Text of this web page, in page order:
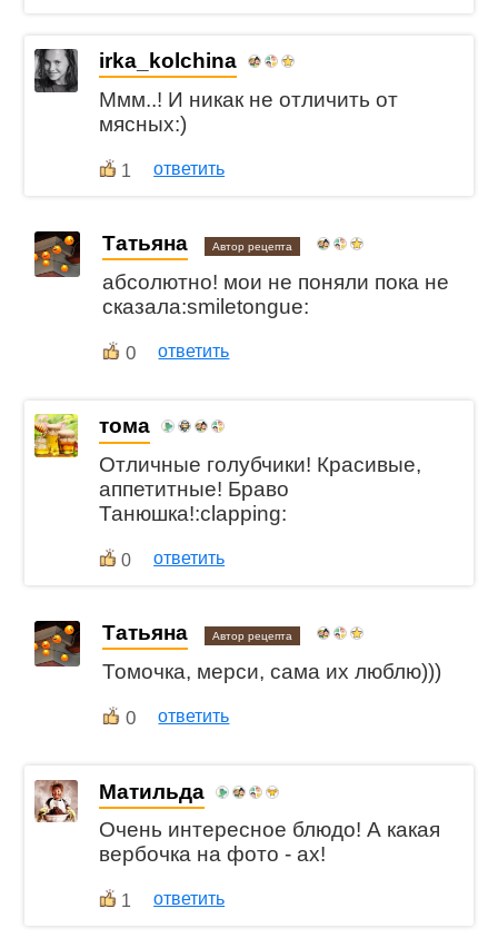
irka_kolchina
Ммм..! И никак не отличить от
мясных:)
1 ответить
Татьяна Автор рецепта
абсолютно! мои не поняли пока не
сказала:smiletongue:
0 ответить
тома
Отличные голубчики! Красивые,
аппетитные! Браво
Танюшка!:clapping:
0 ответить
Татьяна Автор рецепта
Томочка, мерси, сама их люблю)))
0 ответить
Матильда
Очень интересное блюдо! А какая
вербочка на фото - ах!
1 ответить